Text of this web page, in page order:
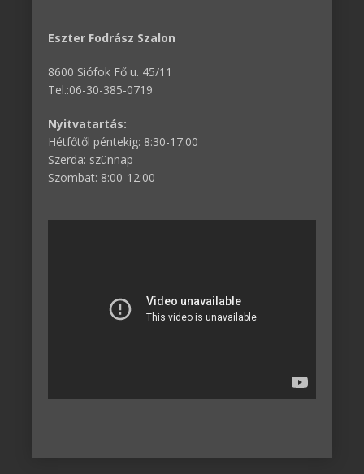
Eszter Fodrász Szalon
8600 Siófok Fő u. 45/11
Tel.:06-30-385-0719
Nyitvatartás:
Hétfőtől péntekig: 8:30-17:00
Szerda: szünnap
Szombat: 8:00-12:00